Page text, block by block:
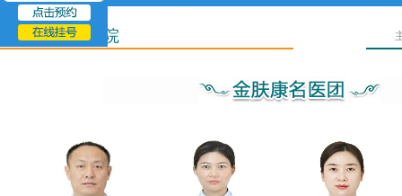
威海皮肤病医院